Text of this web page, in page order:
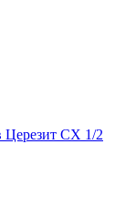
Церезит CX 1/2